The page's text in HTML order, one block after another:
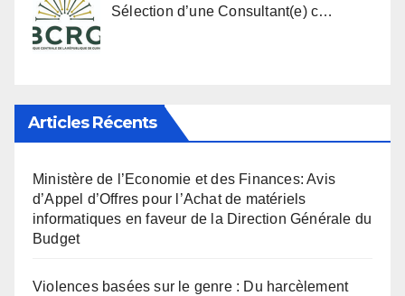
Sélection d’une Consultant(e) c…
Articles Récents
Ministère de l’Economie et des Finances: Avis
d’Appel d’Offres pour l’Achat de matériels
informatiques en faveur de la Direction Générale du
Budget
Violences basées sur le genre : Du harcèlement